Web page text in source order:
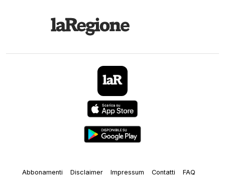
Abbonamenti Disclaimer Impressum Contatti FAQ